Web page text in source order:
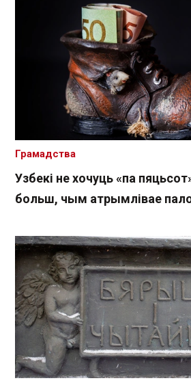
Узбекі не хочуць «па
больш, чым атрымлівае
Грамадства